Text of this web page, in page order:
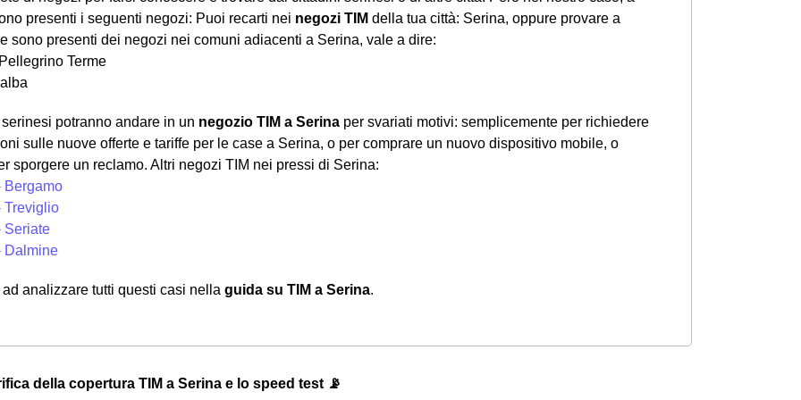
presenti i seguenti negozi: Puoi recarti nei negozi TIM della tua città: Serina, oppure provare a
sono presenti dei negozi nei comuni adiacenti a Serina, vale a dire:
Terme
potranno andare in un negozio TIM a Serina per svariati motivi: semplicemente per richiedere
sulle nuove offerte e tariffe per le case a Serina, o per comprare un nuovo dispositivo mobile, o
sporgere un reclamo. Altri negozi TIM nei pressi di Serina:
Bergamo
Treviglio
Seriate
Dalmine
analizzare tutti questi casi nella guida su TIM a Serina.
della copertura TIM a Serina e lo speed test 📡